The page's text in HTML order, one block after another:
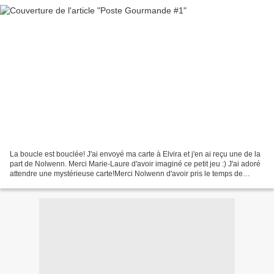
La boucle est bouclée! J'ai envoyé ma carte à Elvira et j'en ai reçu une de la
part de Nolwenn. Merci Marie-Laure d'avoir imaginé ce petit jeu :) J'ai adoré
attendre une mystérieuse carte!Merci Nolwenn d'avoir pris le temps de